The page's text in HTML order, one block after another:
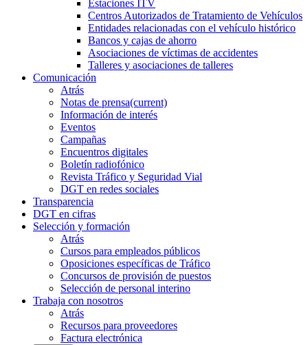
Estaciones ITV
Centros Autorizados de Tratamiento de Vehículos
Entidades relacionadas con el vehículo histórico
Bancos y cajas de ahorro
Asociaciones de víctimas de accidentes
Talleres y asociaciones de talleres
Comunicación
Atrás
Notas de prensa(current)
Información de interés
Eventos
Campañas
Encuentros digitales
Boletín radiofónico
Revista Tráfico y Seguridad Vial
DGT en redes sociales
Transparencia
DGT en cifras
Selección y formación
Atrás
Cursos para empleados públicos
Oposiciones específicas de Tráfico
Concursos de provisión de puestos
Selección de personal interino
Trabaja con nosotros
Atrás
Recursos para proveedores
Factura electrónica